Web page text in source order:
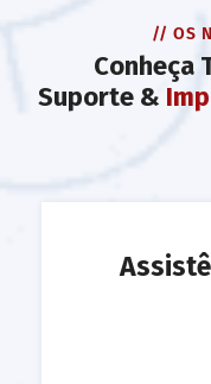
// OS
Conheça
Suporte &